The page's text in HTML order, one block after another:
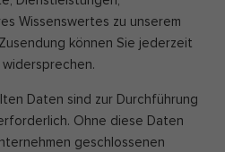
Wissenswertes zu unserem
können Sie jederzeit
Daten sind zur Durchführung
Ohne diese Daten
geschlossenen